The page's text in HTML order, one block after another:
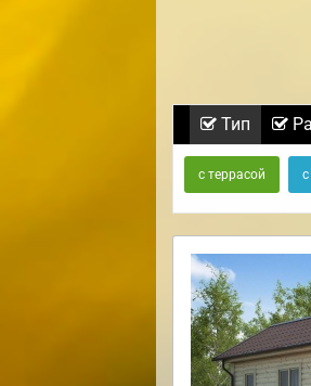
Тип
с террасой